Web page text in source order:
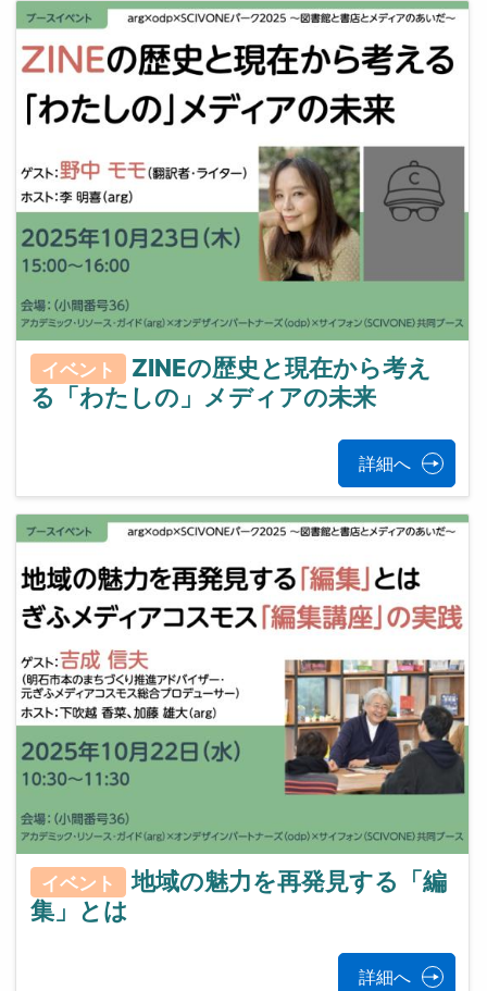
イベント
ZINEの歴史と現在から考え
る「わたしの」メディアの未来
詳細へ
イベント
地域の魅力を再発見する「編
集」とは
詳細へ